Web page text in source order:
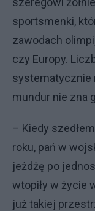
sportsmenki,
zawodach
czy Europy.
systematycznie
mundur nie zna
– Kiedy
roku, pań w
jeżdżę po
wtopiły w życie
już takiej